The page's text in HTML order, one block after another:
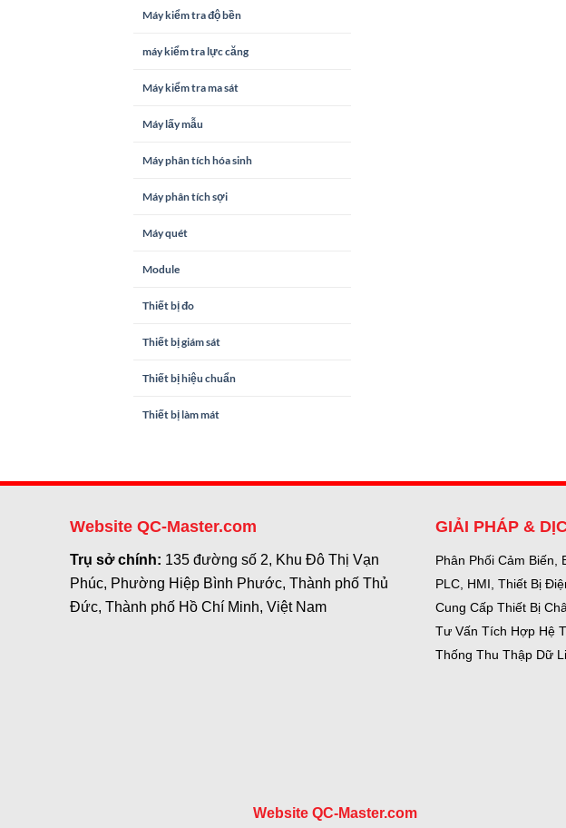
Máy kiểm tra độ bền
máy kiểm tra lực căng
Máy kiểm tra ma sát
Máy lấy mẫu
Máy phân tích hóa sinh
Máy phân tích sợi
Máy quét
Module
Thiết bị đo
Thiết bị giám sát
Thiết bị hiệu chuẩn
Thiết bị làm mát
Website QC-Master.com
Trụ sở chính: 135 đường số 2, Khu Đô Thị Vạn
Phúc, Phường Hiệp Bình Phước, Thành phố Thủ
Đức, Thành phố Hồ Chí Minh, Việt Nam
GIẢI PHÁP &
Phân Phối Cảm Biến,
PLC, HMI, Thiết Bị
Cung Cấp Thiết Bị
Tư Vấn Tích Hợp Hệ
Thống Thu Thập Dữ
Website QC-Master.com